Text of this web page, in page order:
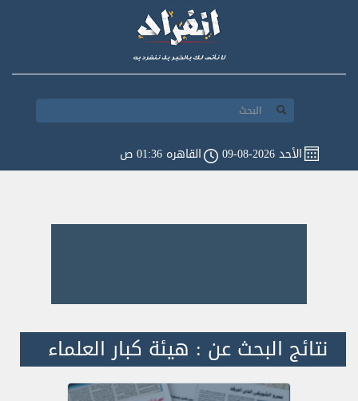
الأحد 2026-08-09 القاهره 01:36 ص
نتائج البحث عن : هيئة كبار العلماء